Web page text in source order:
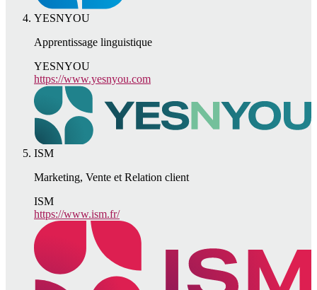
YESNYOU
Apprentissage linguistique
YESNYOU
https://www.yesnyou.com
ISM
Marketing, Vente et Relation client
ISM
https://www.ism.fr/